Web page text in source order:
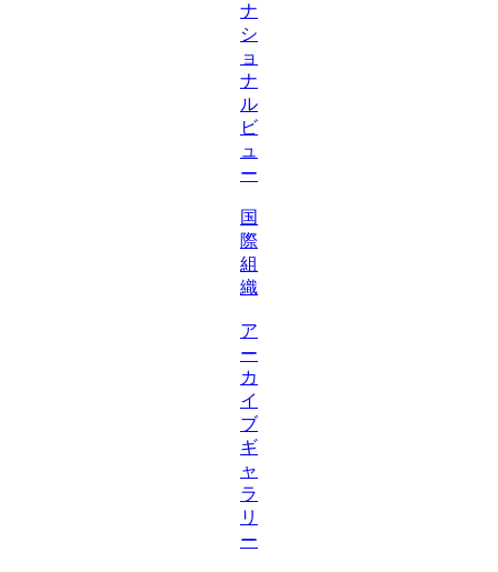
ナ
シ
ョ
ナ
ル
ビ
ュ
ー
国
際
組
織
ア
ー
カ
イ
ブ
ギ
ャ
ラ
リ
ー